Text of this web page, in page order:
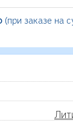
(при заказе на